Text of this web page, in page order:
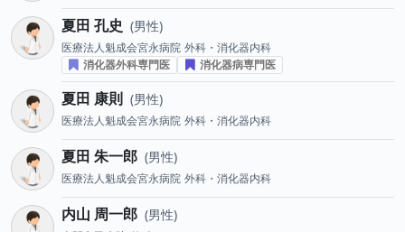
夏田 孔史 男性
医療法人魁成会宮永病院 外科・消化器内科
消化器外科専門医
消化器病専門医
夏田 康則 男性
医療法人魁成会宮永病院 外科・消化器内科
夏田 朱一郎 男性
医療法人魁成会宮永病院 外科・消化器内科
内山 周一郎 男性